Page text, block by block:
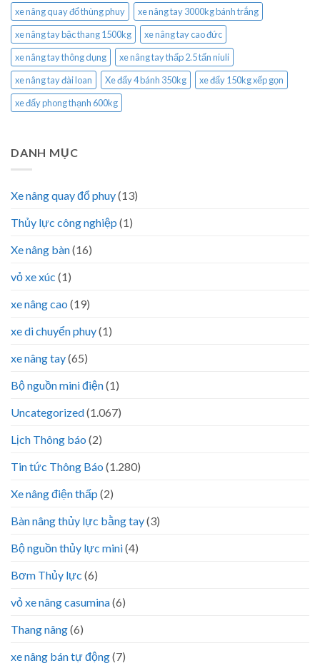
xe nâng quay đổ thùng phuy
xe nâng tay 3000kg bánh trắng
xe nâng tay bậc thang 1500kg
xe nâng tay cao đức
xe nâng tay thông dụng
xe nâng tay thấp 2.5 tấn niuli
xe nâng tay đài loan
Xe đẩy 4 bánh 350kg
xe đẩy 150kg xếp gọn
xe đẩy phong thạnh 600kg
DANH MỤC
Xe nâng quay đổ phuy(13)
Thủy lực công nghiệp (1)
Xe nâng bàn(16)
vỏ xe xúc (1)
xe nâng cao (19)
xe di chuyển phuy(1)
xe nâng tay(65)
Bộ nguồn mini điện(1)
Uncategorized(1.067)
Lịch Thông báo (2)
Tin tức Thông Báo (1.280)
Xe nâng điện thấp (2)
Bàn nâng thủy lực bằng tay(3)
Bộ nguồn thủy lực mini(4)
Bơm Thủy lực (6)
vỏ xe nâng casumina(6)
Thang nâng(6)
xe nâng bán tự động(7)